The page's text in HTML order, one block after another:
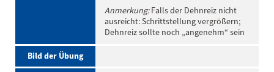
Anmerkung:Falls der Dehnreiz nicht
ausreicht: Schrittstellung vergrößern;
Dehnreiz sollte noch „angenehm“ sein
Bild der Übung